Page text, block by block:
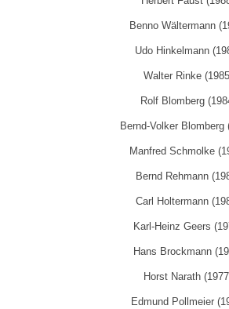
Benno Wältermann
Udo Hinkelmann
Walter Rinke
Rolf Blomberg
Bernd-Volker Blomberg
Manfred Schmolke
Bernd Rehmann
Carl Holtermann
Karl-Heinz Geers
Hans Brockmann
Horst Narath
Edmund Pollmeier